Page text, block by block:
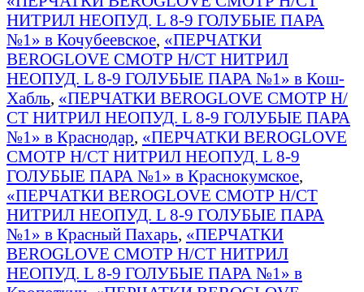
НИТРИЛ НЕОПУД. L 8-9 ГОЛУБЫЕ ПАРА
№1» в Кочубеевское, «ПЕРЧАТКИ
BEROGLOVE СМОТР Н/СТ НИТРИЛ
НЕОПУД. L 8-9 ГОЛУБЫЕ ПАРА №1» в Кош-
Хабль, «ПЕРЧАТКИ BEROGLOVE СМОТР Н/
СТ НИТРИЛ НЕОПУД. L 8-9 ГОЛУБЫЕ ПАРА
№1» в Краснодар, «ПЕРЧАТКИ BEROGLOVE
СМОТР Н/СТ НИТРИЛ НЕОПУД. L 8-9
ГОЛУБЫЕ ПАРА №1» в Краснокумское,
«ПЕРЧАТКИ BEROGLOVE СМОТР Н/СТ
НИТРИЛ НЕОПУД. L 8-9 ГОЛУБЫЕ ПАРА
№1» в Красный Пахарь, «ПЕРЧАТКИ
BEROGLOVE СМОТР Н/СТ НИТРИЛ
НЕОПУД. L 8-9 ГОЛУБЫЕ ПАРА №1» в